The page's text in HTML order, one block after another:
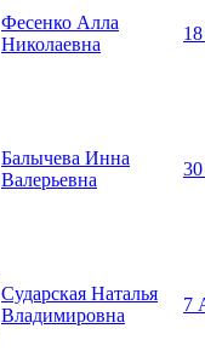
Фесенко Алла
Николаевна
Балычева Инна
Валерьевна
Сударская Наталья
Владимировна
7